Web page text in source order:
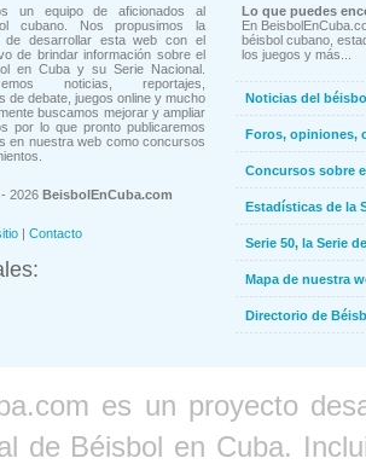
un equipo de aficionados al
cubano. Nos propusimos la
de desarrollar esta web con el
de brindar información sobre el
en Cuba y su Serie Nacional.
noticias, reportajes,
de debate, juegos online y mucho
buscamos mejorar y ampliar
por lo que pronto publicaremos
en nuestra web como concursos
2026 BeisbolEnCuba.com
| Contacto
Lo que puedes
En
béisbol cubano,
los juegos y más...
Noticias del
Foros, opiniones,
Concursos sobre
Estadísticas de la
Serie 50, la Serie
Mapa de nuestra
Directorio de
es un proyecto
de Béisbol en Cuba.